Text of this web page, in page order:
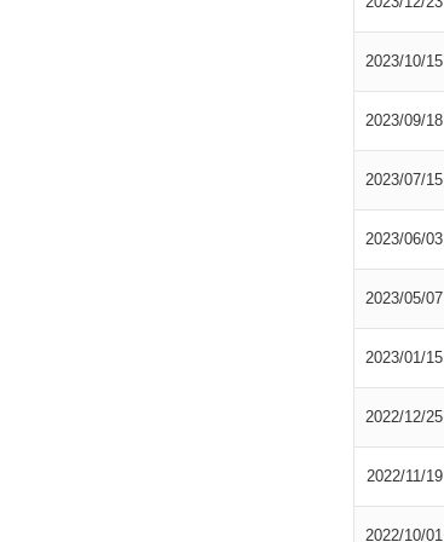
2023/10/15
2023/09/18
2023/07/15
2023/06/03
2023/05/07
2023/01/15
2022/12/25
2022/11/19
2022/10/01